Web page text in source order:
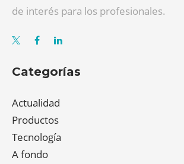
de interés para los profesionales.
Categorías
Actualidad
Productos
Tecnología
A fondo